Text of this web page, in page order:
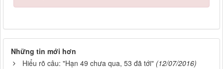
Những tin mới hơn
Hiểu rõ câu: "Hạn 49 chưa qua, 53 đã tới" (12/07/2016)